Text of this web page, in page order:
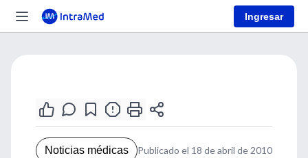
Ingresar
Noticias médicas Publicado el 18 de abril de 2010